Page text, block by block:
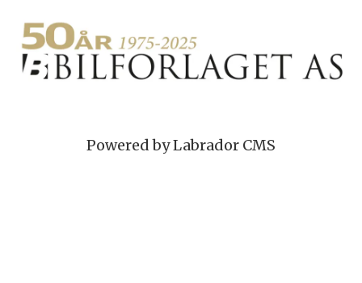
Powered by Labrador CMS